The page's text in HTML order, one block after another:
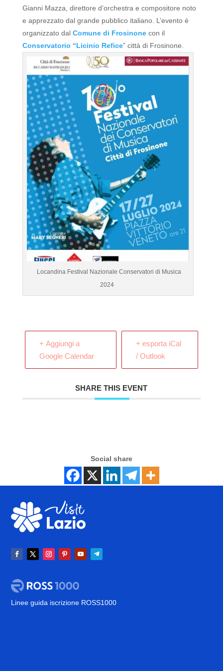
Gianni Mazza, direttore d’orchestra e compositore noto
e apprezzato dal grande pubblico italiano. L’evento è
organizzato dal Comune di Frosinonecon il
Conservatorio “Licinio Refice” città di Frosinone.
Locandina Festival Nazionale Conservatori di Musica
2024
+ Aggiungi a
Google Calendar
+ esporta iCal
/ Outlook
SHARE THIS EVENT
Social share
Linee guida iscrizione ROSS1000